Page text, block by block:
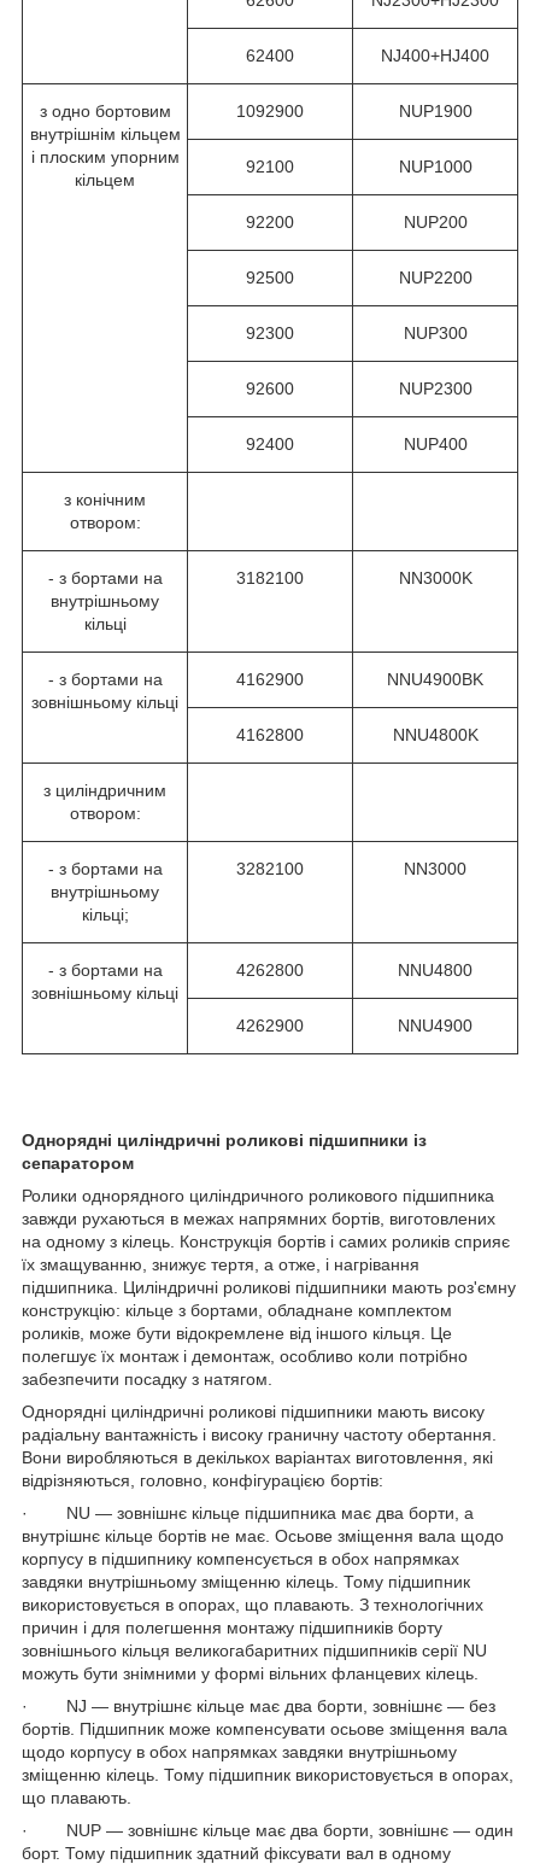
62400 NJ400+HJ400
з одно бортовим
внутрішнім кільцем
і плоским упорним
кільцем
1092900 NUP1900
92100 NUP1000
92200 NUP200
92500 NUP2200
92300 NUP300
92600 NUP2300
92400 NUP400
з конічним
отвором:
- з бортами на
внутрішньому
кільці
3182100 NN3000K
- з бортами на
зовнішньому кільці
4162900 NNU4900BK
4162800 NNU4800K
з циліндричним
отвором:
- з бортами на
внутрішньому
кільці;
3282100 NN3000
- з бортами на
зовнішньому кільці
4262800 NNU4800
4262900 NNU4900
Однорядні циліндричні роликові підшипники із
сепаратором
Ролики однорядного циліндричного роликового підшипника
завжди рухаються в межах напрямних бортів, виготовлених
на одному з кілець. Конструкція бортів і самих роликів сприяє
їх змащуванню, знижує тертя, а отже, і нагрівання
підшипника. Циліндричні роликові підшипники мають роз'ємну
конструкцію: кільце з бортами, обладнане комплектом
роликів, може бути відокремлене від іншого кільця. Це
полегшує їх монтаж і демонтаж, особливо коли потрібно
забезпечити посадку з натягом.
Однорядні циліндричні роликові підшипники мають високу
радіальну вантажність і високу граничну частоту обертання.
Вони виробляються в декількох варіантах виготовлення, які
відрізняються, головно, конфігурацією бортів:
· NU — зовнішнє кільце підшипника має два борти, а
внутрішнє кільце бортів не має. Осьове зміщення вала щодо
корпусу в підшипнику компенсується в обох напрямках
завдяки внутрішньому зміщенню кілець. Тому підшипник
використовується в опорах, що плавають. З технологічних
причин і для полегшення монтажу підшипників борту
зовнішнього кільця великогабаритних підшипників серії NU
можуть бути знімними у формі вільних фланцевих кілець.
· NJ — внутрішнє кільце має два борти, зовнішнє — без
бортів. Підшипник може компенсувати осьове зміщення вала
щодо корпусу в обох напрямках завдяки внутрішньому
зміщенню кілець. Тому підшипник використовується в опорах,
що плавають.
· NUP — зовнішнє кільце має два борти, зовнішнє — один
борт. Тому підшипник здатний фіксувати вал в одному